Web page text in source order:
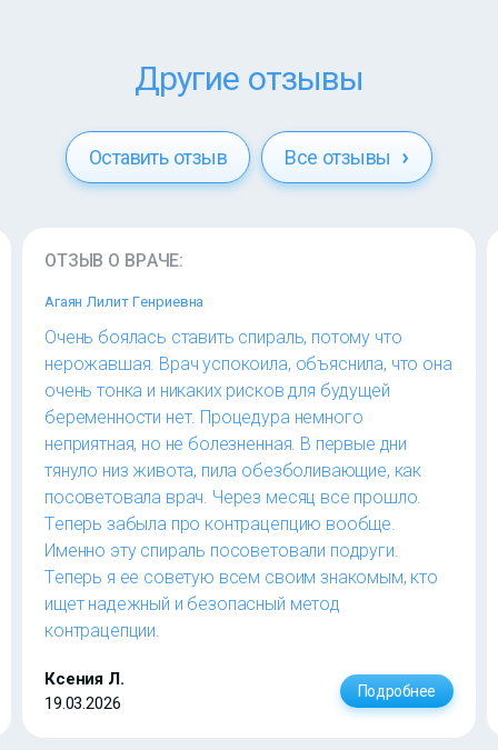
Другие отзывы
Оставить отзыв Все отзывы
ОТЗЫВ О ВРАЧЕ:
Агаян Лилит Генриевна
Очень боялась ставить спираль, потому что
нерожавшая. Врач успокоила, объяснила, что она
очень тонка и никаких рисков для будущей
беременности нет. Процедура немного
неприятная, но не болезненная. В первые дни
тянуло низ живота, пила обезболивающие, как
посоветовала врач. Через месяц все прошло.
Теперь забыла про контрацепцию вообще.
Именно эту спираль посоветовали подруги.
Теперь я ее советую всем своим знакомым, кто
ищет надежный и безопасный метод
контрацепции.
Ксения Л.
19.03.2026
Подробнее